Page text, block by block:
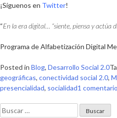
¡Síguenos en Twitter!
“En la era digital… “siente, piensa y actúa
Programa de Alfabetización Digital
Posted in Blog, Desarrollo Social 2.0
geográficas, conectividad social 2.0,
presencialidad, socialidad1 comentario
Buscar: